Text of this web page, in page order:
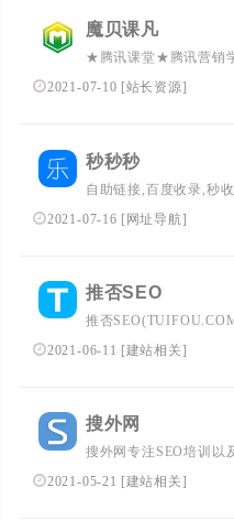
做全网最大资源分享乐
魔贝课凡
★腾讯课堂★腾讯营销
贝课凡seo线上培训班
网站seo免费教程,系统
2021-07-10 [站长资源]
秒秒秒
自助链接,百度收录,秒
站,分类目录,网站目录
2021-07-16 [网址导航]
推否SEO
推否
排名软件,专注SEO快
快速提高关键词优化
2021-06-11 [建站相关]
搜外网
搜外网专注SEO培训以
户提供符合网站SEO优
2021-05-21 [建站相关]